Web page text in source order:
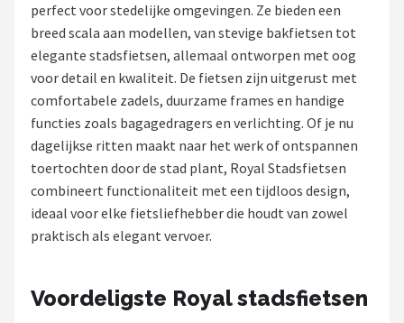
Stadsfietsen
Elektrische fietsen
Mountainbikes
Shop
Basil
ABUS
perfect voor stedelijke omgevingen. Ze bieden een
breed scala aan modellen, van stevige bakfietsen tot
elegante stadsfietsen, allemaal ontworpen met oog
voor detail en kwaliteit. De fietsen zijn uitgerust met
comfortabele zadels, duurzame frames en handige
functies zoals bagagedragers en verlichting. Of je nu
dagelijkse ritten maakt naar het werk of ontspannen
toertochten door de stad plant, Royal Stadsfietsen
combineert functionaliteit met een tijdloos design,
ideaal voor elke fietsliefhebber die houdt van zowel
praktisch als elegant vervoer.
Voordeligste Royal stadsfietsen